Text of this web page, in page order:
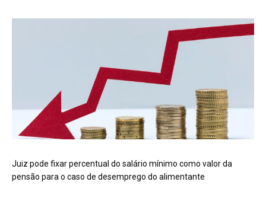
Juiz pode fixar percentual do salário mínimo como valor da
pensão para o caso de desemprego do alimentante